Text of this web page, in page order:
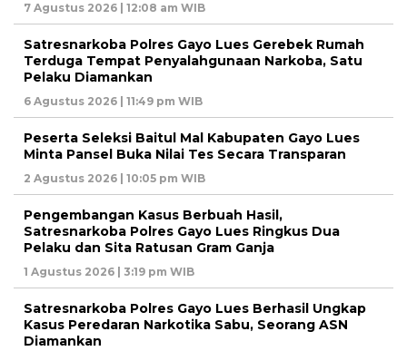
7 Agustus 2026 | 12:08 am WIB
Satresnarkoba Polres Gayo Lues Gerebek Rumah
Terduga Tempat Penyalahgunaan Narkoba, Satu
Pelaku Diamankan
6 Agustus 2026 | 11:49 pm WIB
Peserta Seleksi Baitul Mal Kabupaten Gayo Lues
Minta Pansel Buka Nilai Tes Secara Transparan
2 Agustus 2026 | 10:05 pm WIB
Pengembangan Kasus Berbuah Hasil,
Satresnarkoba Polres Gayo Lues Ringkus Dua
Pelaku dan Sita Ratusan Gram Ganja
1 Agustus 2026 | 3:19 pm WIB
Satresnarkoba Polres Gayo Lues Berhasil Ungkap
Kasus Peredaran Narkotika Sabu, Seorang ASN
Diamankan